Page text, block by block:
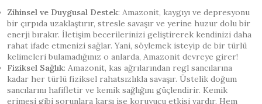
Zihinsel ve Duygusal Destek: Amazonit, kaygıyı ve depresyonu
bir çırpıda uzaklaştırır, stresle savaşır ve yerine huzur dolu bir
enerji bırakır. İletişim becerilerinizi geliştirerek kendinizi daha
rahat ifade etmenizi sağlar. Yani, söylemek isteyip de bir türlü
kelimeleri bulamadığınız o anlarda, Amazonit devreye girer!
Fiziksel Sağlık: Amazonit, kas ağrılarından regl sancılarına
kadar her türlü fiziksel rahatsızlıkla savaşır. Üstelik doğum
sancılarını hafifletir ve kemik sağlığını güçlendirir. Kemik
erimesi gibi sorunlara karşı ise koruyucu etkisi vardır. Hem